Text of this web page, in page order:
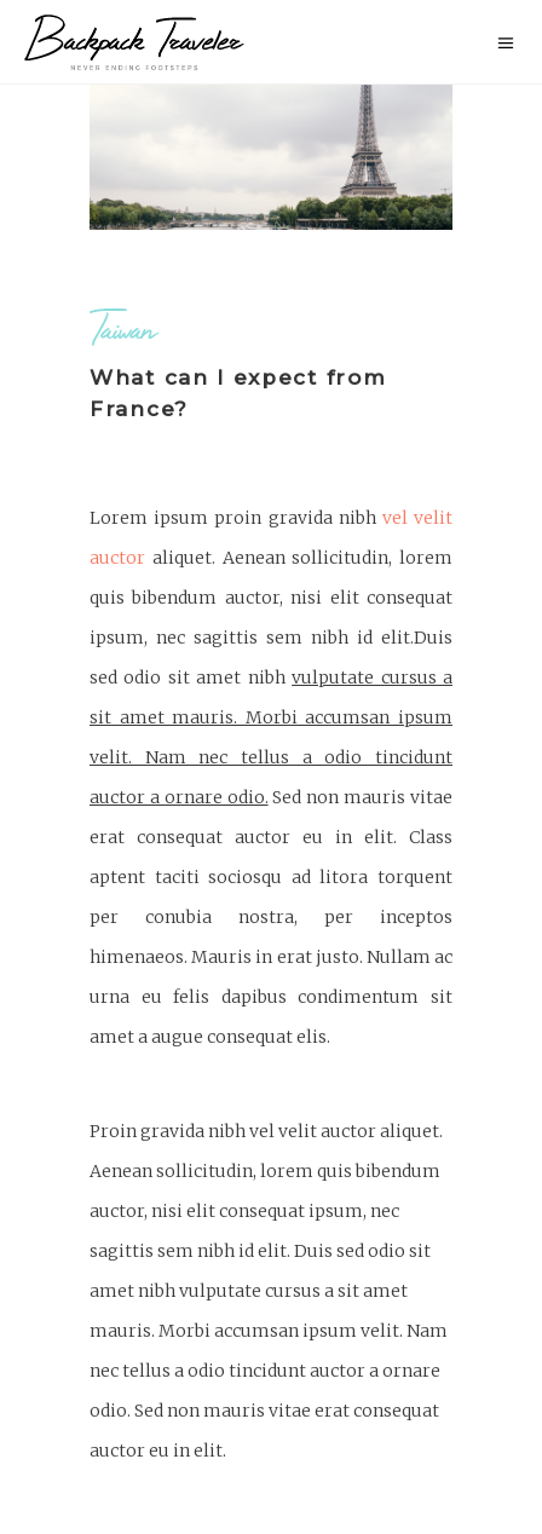
Taiwan
What can I expect from
France?
Lorem ipsum proin gravida nibh vel velit
auctor aliquet. Aenean sollicitudin, lorem
quis bibendum auctor, nisi elit consequat
ipsum, nec sagittis sem nibh id elit.Duis
sed odio sit amet nibhvulputate cursus a
sit amet mauris. Morbi accumsan ipsum
velit. Nam nec tellus a odio tincidunt
auctor a ornare odio. Sed non mauris vitae
erat consequat auctor eu in elit. Class
aptent taciti sociosqu ad litora torquent
per conubia nostra, per inceptos
himenaeos. Mauris in erat justo. Nullam ac
urna eu felis dapibus condimentum sit
amet a augue consequat elis.
Proin gravida nibh vel velit auctor aliquet.
Aenean sollicitudin, lorem quis bibendum
auctor, nisi elit consequat ipsum, nec
sagittis sem nibh id elit. Duis sed odio sit
amet nibh vulputate cursus a sit amet
mauris. Morbi accumsan ipsum velit. Nam
nec tellus a odio tincidunt auctor a ornare
odio. Sed non mauris vitae erat consequat
auctor eu in elit.